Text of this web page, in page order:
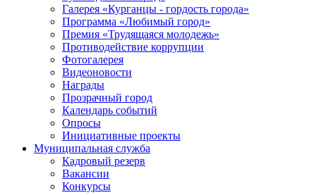
Галерея «Курганцы - гордость города»
Программа «Любимый город»
Премия «Трудящаяся молодежь»
Противодействие коррупции
Фотогалерея
Видеоновости
Награды
Прозрачный город
Календарь событий
Опросы
Инициативные проекты
Муниципальная служба
Кадровый резерв
Вакансии
Конкурсы